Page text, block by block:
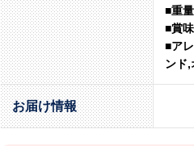
■重
■賞
■ア
ンド,
お届け情報